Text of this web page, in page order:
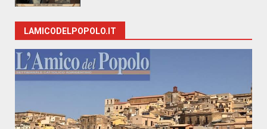
LAMICODELPOPOLO.IT